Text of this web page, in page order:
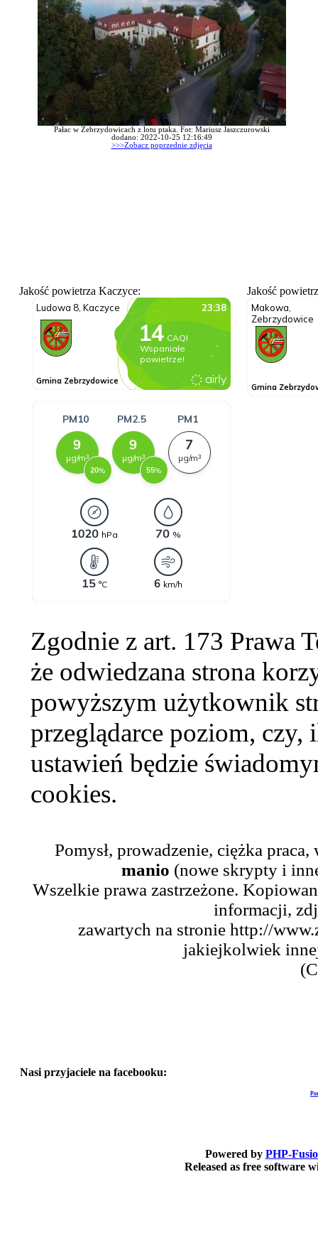
Pałac w Zebrzydowicach z lotu ptaka. Fot: Mariusz Jaszczurowski
dodano: 2022-10-25 12:16:49
>>>Zobacz poprzednie zdjęcia
Jakość powietrza Kaczyce: Jakość
Zgodnie z art. 173 Prawa
że odwiedzana strona
powyższym użytkownik
przeglądarce poziom,
ustawień będzie
cookies.
Pomysł, prowadzenie, ciężka
manio (nowe skrypty i
Wszelkie prawa zastrzeżone.
informacji,
zawartych na stronie http://
jakiejkolwiek
Nasi przyjaciele na facebooku:
Powered by PHP-
Released as free software